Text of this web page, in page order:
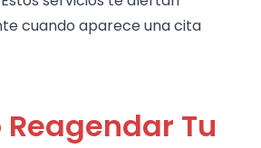
cuando aparece una cita
Reagendar Tu